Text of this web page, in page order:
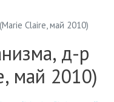
Claire, май 2010)
д-р
май 2010)